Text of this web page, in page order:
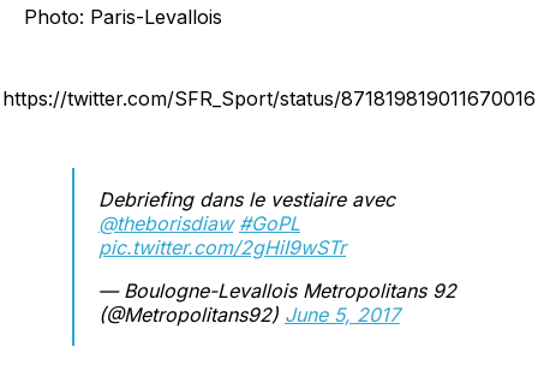
Photo: Paris-Levallois
https://twitter.com/SFR_Sport/status/871819819011670016
Debriefing dans le vestiaire avec
@theborisdiaw #GoPL
pic.twitter.com/2gHiI9wSTr
— Boulogne-Levallois Metropolitans 92
(@Metropolitans92) June 5, 2017